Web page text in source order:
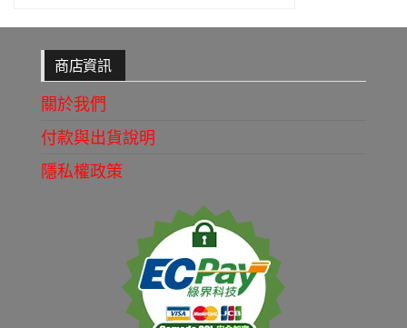
商店資訊
關於我們
付款與出貨說明
隱私權政策